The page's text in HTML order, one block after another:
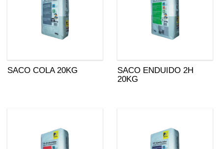
SACO COLA 20KG
SACO ENDUIDO 2H
20KG